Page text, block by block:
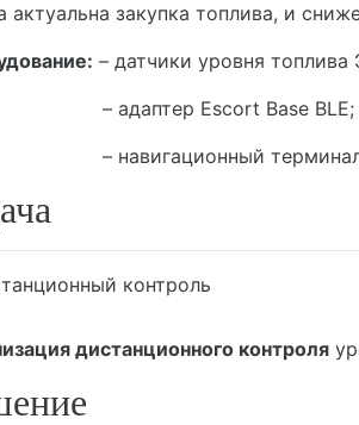
актуальна закупка топлива, и
– датчики уровня топлива
– адаптер Escort Base BLE;
– навигационный
дистанционного контроля